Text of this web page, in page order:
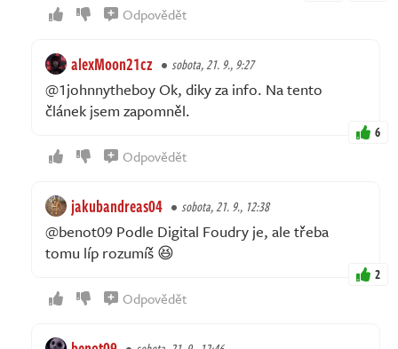
Odpovědět
alexMoon21cz sobota, 21. 9., 9:27
@1johnnytheboy Ok, diky za info. Na tento
článek jsem zapomněl.
6
Odpovědět
jakubandreas04 sobota, 21. 9., 12:38
@benot09 Podle Digital Foudry je, ale třeba
tomu líp rozumíš 😆
2
Odpovědět